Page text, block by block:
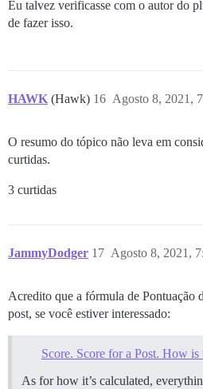
Eu talvez verificasse com o autor do
de fazer isso.
HAWK (Hawk) Agosto 8, 2021,
16
O resumo do tópico não leva em
curtidas.
3 curtidas
JammyDodger Agosto 8, 2021,
17
Acredito que a fórmula de Pontuação
post, se você estiver interessado:
Score. Score for a Post. How is
As for how it’s calculated,